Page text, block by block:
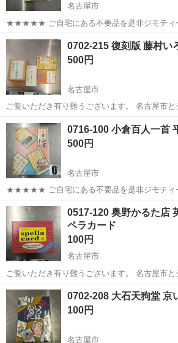
名古屋市
★★★★★ ご自宅にある不要品を是非ジモティー
みしませんか？ 家電、趣味・スポーツ・レジ
衣料服飾品、生活雑貨、家具、本、CD・DVD
ち込めます！ ※詳細はこ...
愛知 名古屋市 カードゲーム ポッタ
0702-215 復刻版 藤村い
500円
名古屋市
ご覧いただき有り難うございます。 名古屋市とジモティーが連携して
運営しています。 粗⼤ごみ等の減量を⽬的に
スしています。 ★★★★★ ご自宅にある不要品を是非ジモティースポ
ットへお持...
愛知 名古屋市 カードゲーム リユー
0716-100 小倉百人一首
500円
名古屋市
★★★★★ ご自宅にある不要品を是非ジモティ
みしませんか？ 家電、趣味・スポーツ・レジ
衣料服飾品、生活雑貨、家具、本、CD・DVD
ち込めます！ ※詳細はこ...
愛知 名古屋市 カードゲーム 現地
0517-120 奥野かるた店
ペラカード
100円
名古屋市
ご覧いただき有り難うございます。 名古屋市とジモティーが連携して
運営しています。 粗⼤ごみ等の減量を⽬的に
スしています。 ★★★★★ ご自宅にある不要品を是非ジモティースポ
ットへお持...
愛知 名古屋市 カードゲーム リユー
0702-208 大石天狗堂 京
100円
名古屋市